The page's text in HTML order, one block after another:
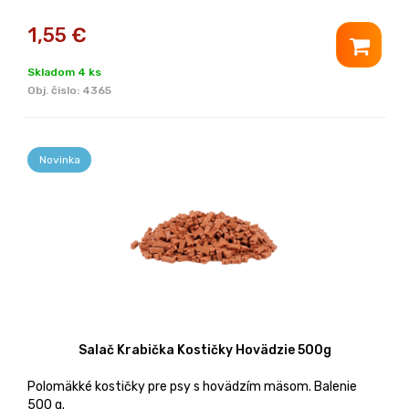
1,55 €
Skladom 4 ks
Obj. čislo: 4365
Novinka
Salač Krabička Kostičky Hovädzie 500g
Polomäkké kostičky pre psy s hovädzím mäsom. Balenie
500 g.